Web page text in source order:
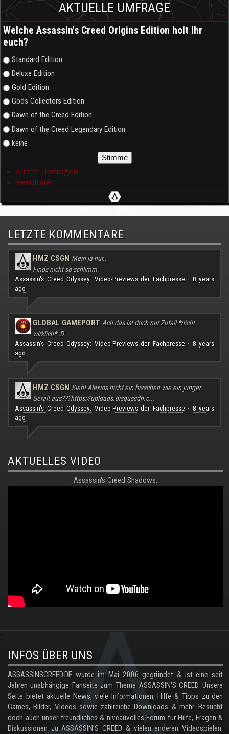
AKTUELLE UMFRAGE
Welche Assassin's Creed Origins Edition holt ihr
euch?
Auswahlmöglichkeiten
Standard Edition
Deluxe Edition
Gold Edition
Gods Collectors Edition
Dawn of the Creed Edition
Dawn of the Creed Legendary Edition
keine
Ältere Umfragen
Resultate
LETZTE KOMMENTARE
HMZ CSGN Mein ja nur..
Finds nicht so schlimm
Assassin's Creed Odyssey: Video-Previews der Fachpresse· 8 years
ago
GLOBAL GAMEPORT Ach das ist doch nur Zufall *nicht
wirklich* :D
Assassin's Creed Odyssey: Video-Previews der Fachpresse· 8 years
ago
HMZ CSGN Sieht Alexios nicht ein bisschen wie ein junger
Geralt aus???https://uploads.disquscdn.c...
Assassin's Creed Odyssey: Video-Previews der Fachpresse· 8 years
ago
AKTUELLES VIDEO
Assassin's Creed Shadows:
.
INFOS ÜBER UNS
ASSASSINSCREED.DE wurde im Mai 2006 gegründet & ist eine seit
Jahren unabhängige Fanseite zum Thema ASSASSIN'S CREED. Unsere
Seite bietet aktuelle News, viele Informationen, Hilfe & Tipps zu den
Games, Bilder, Videos sowie zahlreiche Downloads & mehr. Besucht
doch auch unser freundliches & niveauvolles Forum für Hilfe, Fragen &
Diskussionen zu ASSASSIN'S CREED & vielen anderen Videospielen.